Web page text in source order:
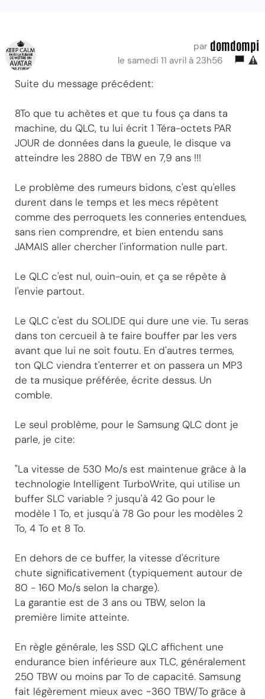
par domdompi
le samedi 11 avril à 23h56
Suite du message précédent:
8To que tu achètes et que tu fous ça dans ta
machine, du QLC, tu lui écrit 1 Téra-octets PAR
JOUR de données dans la gueule, le disque va
atteindre les 2880 de TBW en 7,9 ans !!!
Le problème des rumeurs bidons, c'est qu'elles
durent dans le temps et les mecs répètent
comme des perroquets les conneries entendues,
sans rien comprendre, et bien entendu sans
JAMAIS aller chercher l'information nulle part.
Le QLC c'est nul, ouin-ouin, et ça se répète à
l'envie partout.
Le QLC c'est du SOLIDE qui dure une vie. Tu seras
dans ton cercueil à te faire bouffer par les vers
avant que lui ne soit foutu. En d'autres termes,
ton QLC viendra t'enterrer et on passera un MP3
de ta musique préférée, écrite dessus. Un
comble.
Le seul problème, pour le Samsung QLC dont je
parle, je cite:
"La vitesse de 530 Mo/s est maintenue grâce à la
technologie Intelligent TurboWrite, qui utilise un
buffer SLC variable ? jusqu'à 42 Go pour le
modèle 1 To, et jusqu'à 78 Go pour les modèles 2
To, 4 To et 8 To.
En dehors de ce buffer, la vitesse d'écriture
chute significativement (typiquement autour de
80 - 160 Mo/s selon la charge).
La garantie est de 3 ans ou TBW, selon la
première limite atteinte.
En règle générale, les SSD QLC affichent une
endurance bien inférieure aux TLC, généralement
250 TBW ou moins par To de capacité. Samsung
fait légèrement mieux avec ~360 TBW/To grâce à